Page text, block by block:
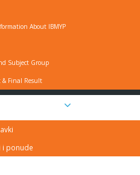
About IBMYP
Subject Group
& Final Result
i ponude
O PRAVDANJU IZOSTANAKA